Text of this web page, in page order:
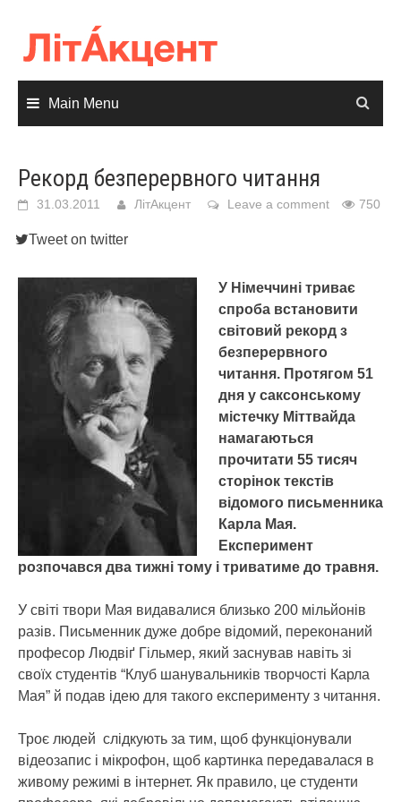
content
Main Menu
Рекорд безперервного читання
31.03.2011 ЛітАкцент Leave a comment 750
Tweet on twitter
У Німеччині триває
спроба встановити
світовий рекорд з
безперервного
читання. Протягом 51
дня у саксонському
містечку Міттвайда
намагаються
прочитати 55 тисяч
сторінок текстів
відомого письменника
Карла Мая.
Експеримент
розпочався два тижні тому і триватиме до травня.
У світі твори Мая видавалися близько 200 мільйонів
разів. Письменник дуже добре відомий, переконаний
професор Людвіґ Гільмер, який заснував навіть зі
своїх студентів “Клуб шанувальників творчості Карла
Мая” й подав ідею для такого експерименту з читання.
Троє людей слідкують за тим, щоб функціонували
відеозапис і мікрофон, щоб картинка передавалася в
живому режимі в інтернет. Як правило, це студенти